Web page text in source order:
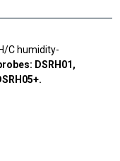
C humidity-
DSRH01,